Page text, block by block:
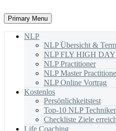
Primary Menu
NLP
NLP Übersicht &
NLP FLY HIGH DAY
NLP Practitioner
NLP Master
NLP Online Vortrag
Kostenlos
Persönlichkeitstest
Top-10 NLP
Checkliste Ziele
Life Coaching